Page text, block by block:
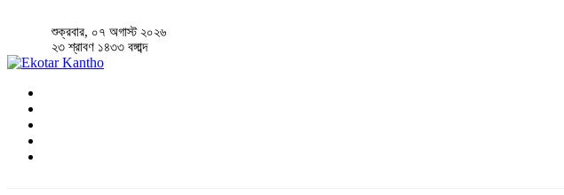
শুক্রবার, ০৭ অগাস্ট ২০২৬
২৩ শ্রাবণ ১৪৩৩ বঙ্গাব্দ